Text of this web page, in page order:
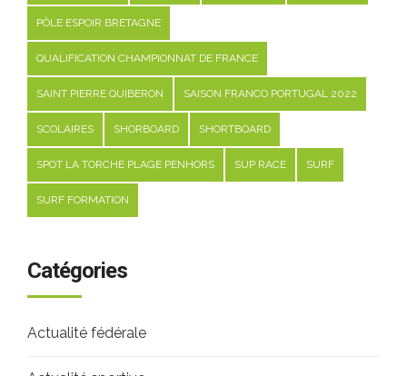
PÔLE ESPOIR BRETAGNE
QUALIFICATION CHAMPIONNAT DE FRANCE
SAINT PIERRE QUIBERON SAISON FRANCO PORTUGAL 2022
SCOLAIRES SHORBOARD SHORTBOARD
SPOT LA TORCHE PLAGE PENHORS SUP RACE SURF
SURF FORMATION
Catégories
Actualité fédérale